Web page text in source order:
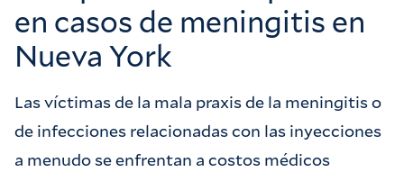
en casos de meningitis en
Nueva York
Las víctimas de la mala praxis de la meningitis o
de infecciones relacionadas con las inyecciones
a menudo se enfrentan a costos médicos